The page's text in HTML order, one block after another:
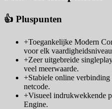
👍 Pluspunten
+Toegankelijke Modern
voor elk
+Zeer uitgebreide
veel meerwaarde.
+Stabiele online
netcode.
+Visueel indrukwekkende
Engine.